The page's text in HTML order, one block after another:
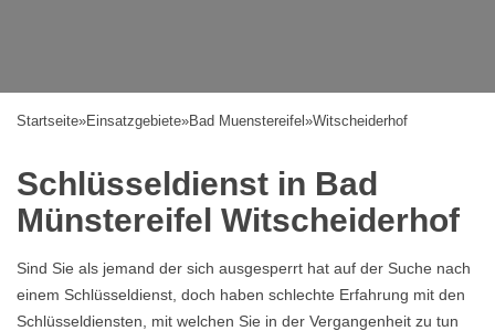
Startseite»Einsatzgebiete»Bad Muenstereifel »Witscheiderhof
Schlüsseldienst in Bad
Münstereifel Witscheiderhof
Sind Sie als jemand der sich ausgesperrt hat auf der Suche nach
einem Schlüsseldienst, doch haben schlechte Erfahrung mit den
Schlüsseldiensten, mit welchen Sie in der Vergangenheit zu tun